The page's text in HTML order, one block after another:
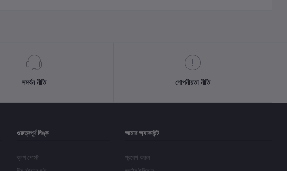
সমর্থন নীতি গোপনীয়তা নীতি
গুরুত্বপূর্ণ লিঙ্ক
ব্লগ পোস্ট
আমার অ্যাকাউন্ট
প্রবেশ করুন